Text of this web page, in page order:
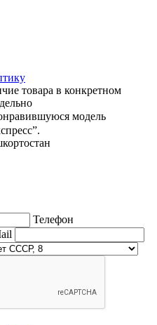
товара в конкретном
модель
Телефон